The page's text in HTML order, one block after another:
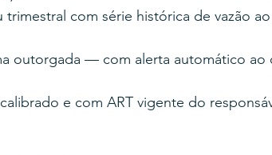
com série histórica de vazão
outorgada — com alerta automático ao
e com ART vigente do